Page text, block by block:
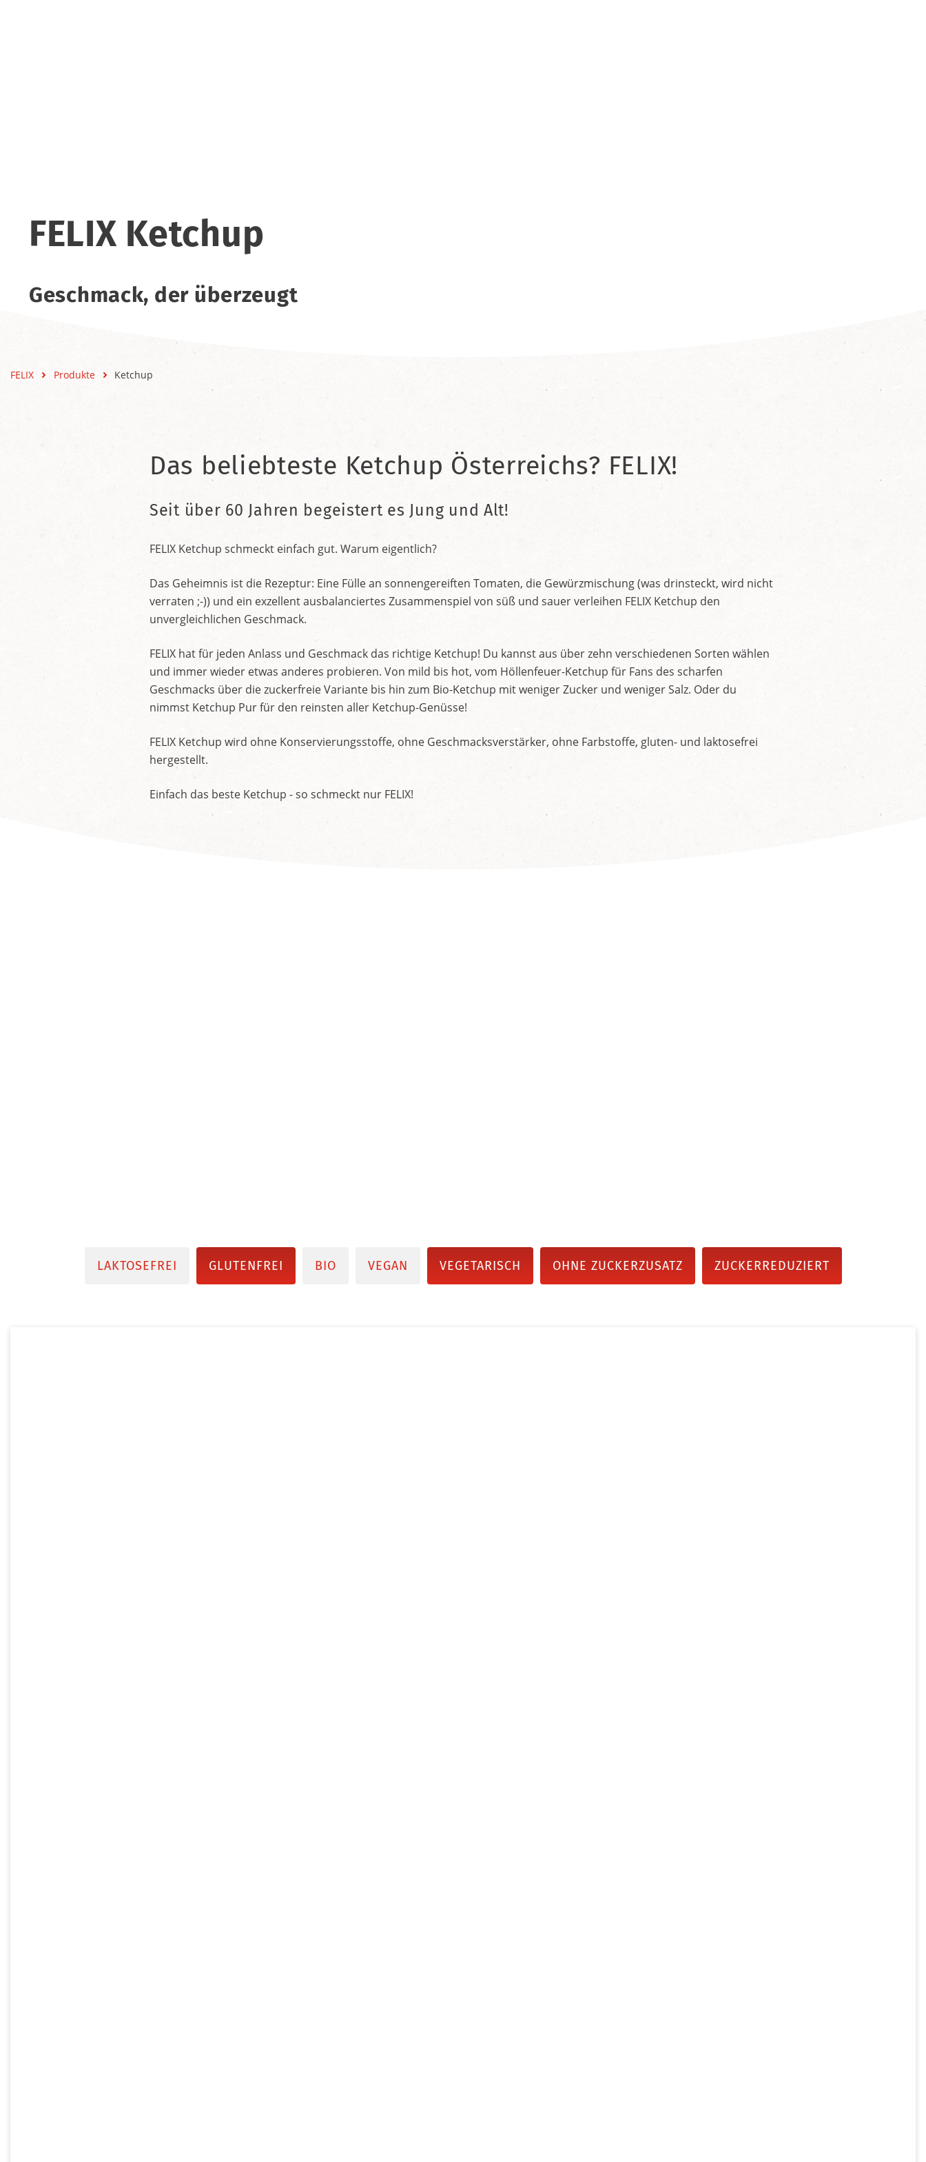
FELIX Ketchup
Geschmack, der überzeugt
FELIX Produkte Ketchup
Das beliebteste Ketchup Österreichs? FELIX!
Seit über 60 Jahren begeistert es Jung und Alt!
FELIX Ketchup schmeckt einfach gut. Warum eigentlich?
Das Geheimnis ist die Rezeptur: Eine Fülle an sonnengereiften Tomaten, die Gewürzmischung (was drinsteckt, wird nicht
verraten ;-)) und ein exzellent ausbalanciertes Zusammenspiel von süß und sauer verleihen FELIX Ketchup den
unvergleichlichen Geschmack.
FELIX hat für jeden Anlass und Geschmack das richtige Ketchup! Du kannst aus über zehn verschiedenen Sorten wählen
und immer wieder etwas anderes probieren. Von mild bis hot, vom Höllenfeuer-Ketchup für Fans des scharfen
Geschmacks über die zuckerfreie Variante bis hin zum Bio-Ketchup mit weniger Zucker und weniger Salz. Oder du
nimmst Ketchup Pur für den reinsten aller Ketchup-Genüsse!
FELIX Ketchup wird ohne Konservierungsstoffe, ohne Geschmacksverstärker, ohne Farbstoffe, gluten- und laktosefrei
hergestellt.
Einfach das beste Ketchup - so schmeckt nur FELIX!
LAKTOSEFREI GLUTENFREI BIO VEGAN VEGETARISCH OHNE ZUCKERZUSATZ ZUCKERREDUZIERT